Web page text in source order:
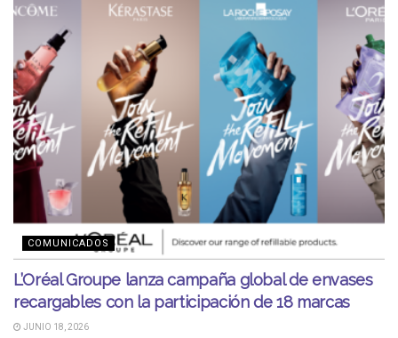
COMUNICADOS
L’Oréal Groupe lanza campaña global de envases
recargables con la participación de 18 marcas
JUNIO 18, 2026